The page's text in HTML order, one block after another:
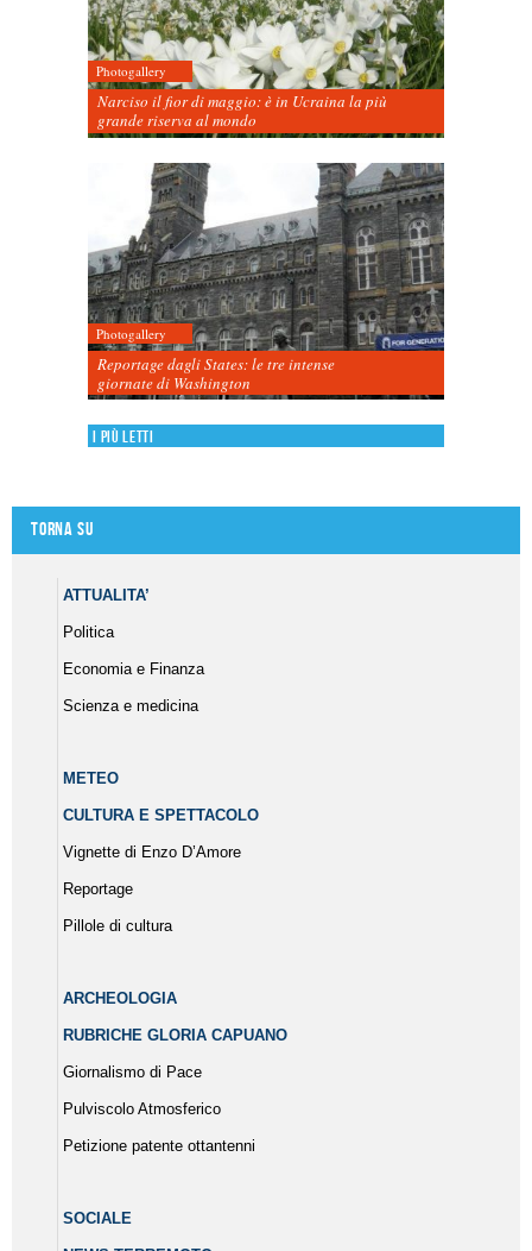
Photogallery
Narciso il fior di maggio: è in Ucraina la più
grande riserva al mondo
Photogallery
Reportage dagli States: le tre intense
giornate di Washington
I più letti
Torna su
ATTUALITA’
Politica
Economia e Finanza
Scienza e medicina
METEO
CULTURA E SPETTACOLO
Vignette di Enzo D’Amore
Reportage
Pillole di cultura
ARCHEOLOGIA
RUBRICHE GLORIA CAPUANO
Giornalismo di Pace
Pulviscolo Atmosferico
Petizione patente ottantenni
SOCIALE